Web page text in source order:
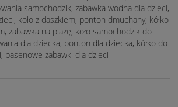
samochodzik, zabawka wodna dla dzieci,
koło z daszkiem, ponton dmuchany, kółko
zabawka na plażę, koło samochodzik do
dla dziecka, ponton dla dziecka, kółko do
basenowe zabawki dla dzieci